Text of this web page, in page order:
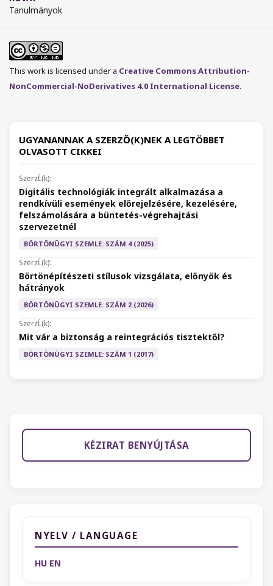
Tanulmányok
This work is licensed under a Creative Commons Attribution-
NonCommercial-NoDerivatives 4.0 International License.
UGYANANNAK A SZERZŐ(K)NEK A LEGTÖBBET
OLVASOTT CIKKEI
Digitális technológiák integrált alkalmazása a
rendkívüli események előrejelzésére, kezelésére,
felszámolására a büntetés-végrehajtási
szervezetnél
BÖRTÖNÜGYI SZEMLE: SZÁM 4 (2025)
Börtönépítészeti stílusok vizsgálata, előnyök és
hátrányok
BÖRTÖNÜGYI SZEMLE: SZÁM 2 (2026)
Mit vár a biztonság a reintegrációs tisztektől?
BÖRTÖNÜGYI SZEMLE: SZÁM 1 (2017)
KÉZIRAT BENYÚJTÁSA
NYELV / LANGUAGE
HU EN